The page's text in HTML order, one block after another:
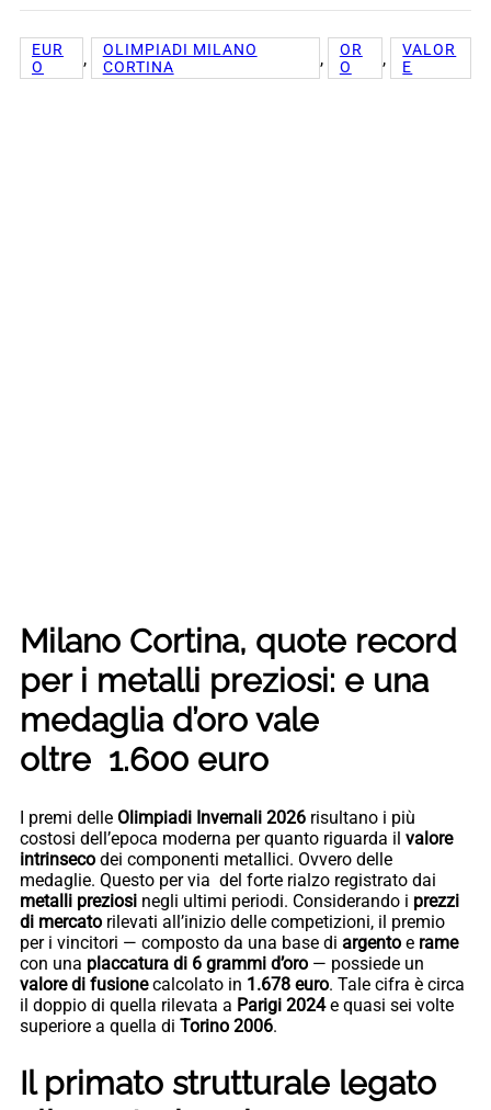
EUR
O
,
OLIMPIADI MILANO
CORTINA
,
OR
O
,
VALOR
E
Milano Cortina, quote record
per i metalli preziosi: e una
medaglia d’oro vale
oltre 1.600 euro
I premi delle Olimpiadi Invernali 2026 risultano i più
costosi dell’epoca moderna per quanto riguarda il valore
intrinseco dei componenti metallici. Ovvero delle
medaglie. Questo per via del forte rialzo registrato dai
metalli preziosi negli ultimi periodi. Considerando i prezzi
di mercato rilevati all’inizio delle competizioni, il premio
per i vincitori — composto da una base di argento e rame
con una placcatura di 6 grammi d’oro — possiede un
valore di fusionecalcolato in 1.678 euro. Tale cifra è circa
il doppio di quella rilevata a Parigi 2024e quasi sei volte
superiore a quella di Torino 2006.
Il primato strutturale legato